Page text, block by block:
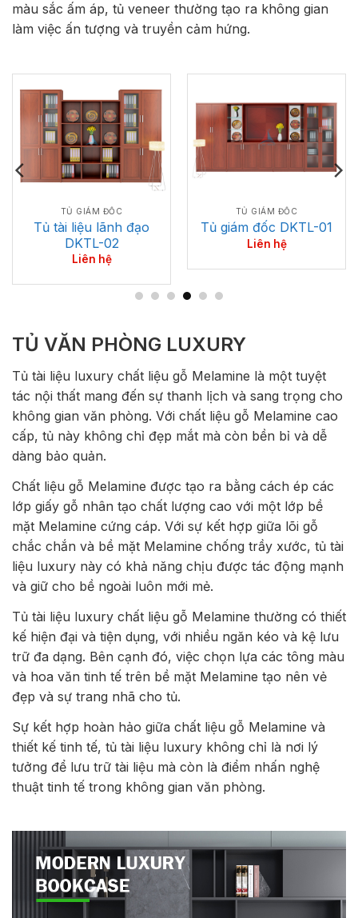
màu sắc ấm áp, tủ veneer thường tạo ra không gian
làm việc ấn tượng và truyền cảm hứng.
TỦ GIÁM ĐỐC
Tủ tài liệu lãnh đạo
DKTL-03
Liên hệ
TỦ GIÁM ĐỐC
Tủ tài liệu lãnh đạo
DKTL-04
TỦ VĂN PHÒNG LUXURY
Tủ tài liệu luxury chất liệu gỗ Melamine là một tuyệt
tác nội thất mang đến sự thanh lịch và sang trọng cho
không gian văn phòng. Với chất liệu gỗ Melamine cao
cấp, tủ này không chỉ đẹp mắt mà còn bền bỉ và dễ
dàng bảo quản.
Chất liệu gỗ Melamine được tạo ra bằng cách ép các
lớp giấy gỗ nhân tạo chất lượng cao với một lớp bề
mặt Melamine cứng cáp. Với sự kết hợp giữa lõi gỗ
chắc chắn và bề mặt Melamine chống trầy xước, tủ tài
liệu luxury này có khả năng chịu được tác động mạnh
và giữ cho bề ngoài luôn mới mẻ.
Tủ tài liệu luxury chất liệu gỗ Melamine thường có thiết
kế hiện đại và tiện dụng, với nhiều ngăn kéo và kệ lưu
trữ đa dạng. Bên cạnh đó, việc chọn lựa các tông màu
và hoa văn tinh tế trên bề mặt Melamine tạo nên vẻ
đẹp và sự trang nhã cho tủ.
Sự kết hợp hoàn hảo giữa chất liệu gỗ Melamine và
thiết kế tinh tế, tủ tài liệu luxury không chỉ là nơi lý
tưởng để lưu trữ tài liệu mà còn là điểm nhấn nghệ
thuật tinh tế trong không gian văn phòng.